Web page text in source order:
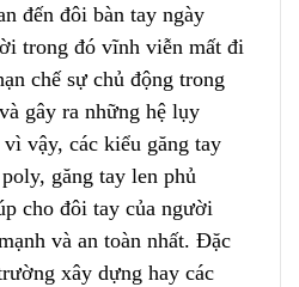
đến đôi bàn tay ngày
trong đó vĩnh viễn mất đi
chế sự chủ động trong
gây ra những hệ lụy
vậy, các kiểu găng tay
găng tay len phủ
cho đôi tay của người
và an toàn nhất. Đặc
xây dựng hay các